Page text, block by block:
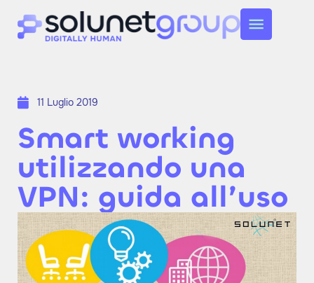
11 Luglio 2019
Smart working
utilizzando una
VPN: guida all’uso